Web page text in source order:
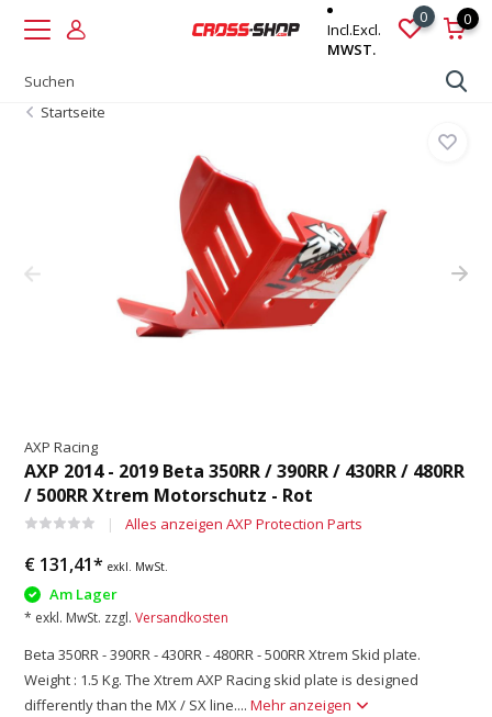
Incl.Excl.
MWST.
0 0
Startseite
AXP Racing
AXP 2014 - 2019 Beta 350RR / 390RR / 430RR / 480RR
/ 500RR Xtrem Motorschutz - Rot
Alles anzeigen AXP Protection Parts
€ 131,41*exkl. MwSt.
Am Lager
* exkl. MwSt. zzgl.Versandkosten
Beta 350RR - 390RR - 430RR - 480RR - 500RR Xtrem Skid plate.
Weight : 1.5 Kg. The Xtrem AXP Racing skid plate is designed
differently than the MX / SX line....Mehr anzeigen